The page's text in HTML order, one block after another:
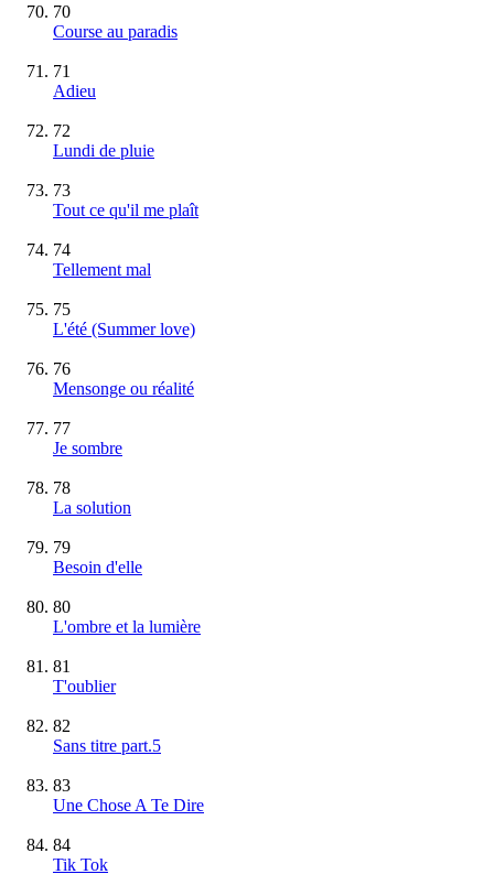
70
Course au paradis
71
Adieu
72
Lundi de pluie
73
Tout ce qu'il me plaît
74
Tellement mal
75
L'été (Summer love)
76
Mensonge ou réalité
77
Je sombre
78
La solution
79
Besoin d'elle
80
L'ombre et la lumière
81
T'oublier
82
Sans titre part.5
83
Une Chose A Te Dire
84
Tik Tok